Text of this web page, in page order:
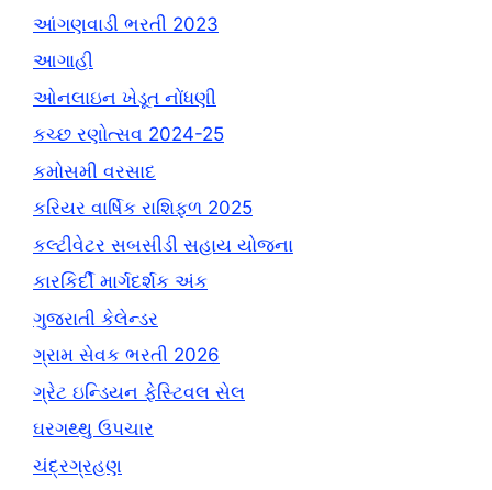
આંગણવાડી ભરતી 2023
આગાહી
ઓનલાઇન ખેડૂત નોંધણી
કચ્છ રણોત્સવ 2024-25
કમોસમી વરસાદ
કરિયર વાર્ષિક રાશિફળ 2025
કલ્ટીવેટર સબસીડી સહાય યોજના
કારકિર્દી માર્ગદર્શક અંક
ગુજરાતી કેલેન્ડર
ગ્રામ સેવક ભરતી 2026
ગ્રેટ ઇન્ડિયન ફેસ્ટિવલ સેલ
ઘરગથ્થુ ઉપચાર
ચંદ્રગ્રહણ